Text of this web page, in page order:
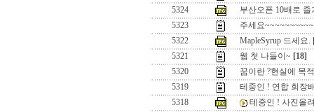
5324
부산오픈 10배로 즐
5323
주세요
5322
MapleSyrup 드세요.
5321
웹 첫 나들이~ [18]
5320
꿈이란 ?현실에 목
5319
테중인 ! 연합 회장
5318
테중인 ! 사진올